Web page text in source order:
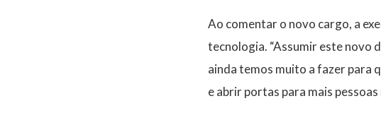
Ao comentar o novo cargo, a
tecnologia. “Assumir este novo
ainda temos muito a fazer para
e abrir portas para mais